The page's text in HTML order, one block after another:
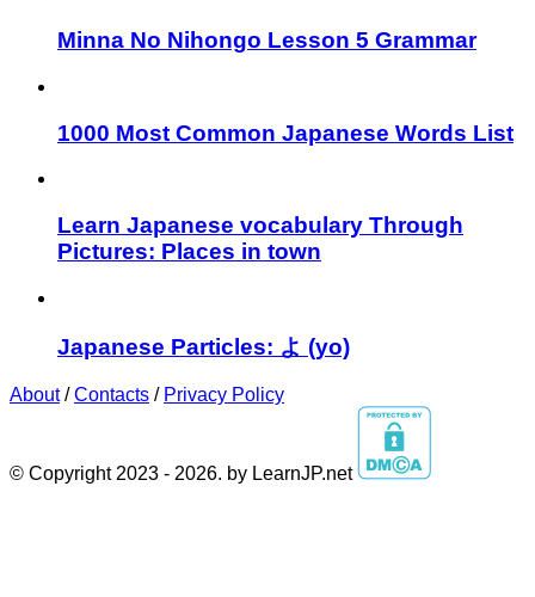
Minna No Nihongo Lesson 5 Grammar
1000 Most Common Japanese Words List
Learn Japanese vocabulary Through
Pictures: Places in town
Japanese Particles: よ (yo)⁣
About/Contacts / Privacy Policy
© Copyright 2023 - 2026. by LearnJP.net